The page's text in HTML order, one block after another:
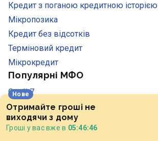
Кредит з поганою кредитною історією
Мікропозика
Кредит без відсотків
Терміновий кредит
Мікрокредит
Популярні МФО
Credit7
Moneyveo
E-groshi
Money4you
Нове
Отримайте гроші не
виходячи з дому
Гроші у вас вже в 05:46:47